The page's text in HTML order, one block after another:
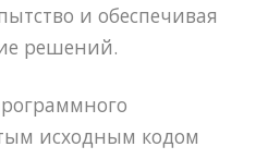
и обеспечивая
решений.
исходным кодом